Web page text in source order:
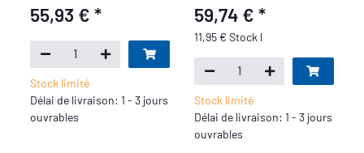
55,93 €*
Stock limité
Délai de livraison: 1 - 3 jours
ouvrables
59,74 € *
11,95 € Stock l
Stock limité
Délai de livraison: 1 - 3 jours
ouvrables